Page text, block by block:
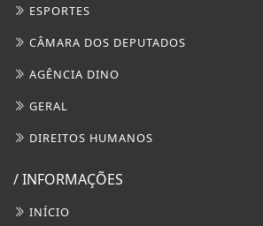
ESPORTES
CÂMARA DOS DEPUTADOS
AGÊNCIA DINO
GERAL
DIREITOS HUMANOS
/ INFORMAÇÕES
INÍCIO